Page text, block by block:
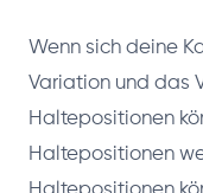
Wenn sich deine
Variation und das
Haltepositionen
Haltepositionen